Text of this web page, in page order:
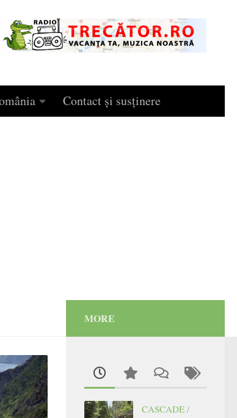
Contact și susținere
MORE
CASCADE /